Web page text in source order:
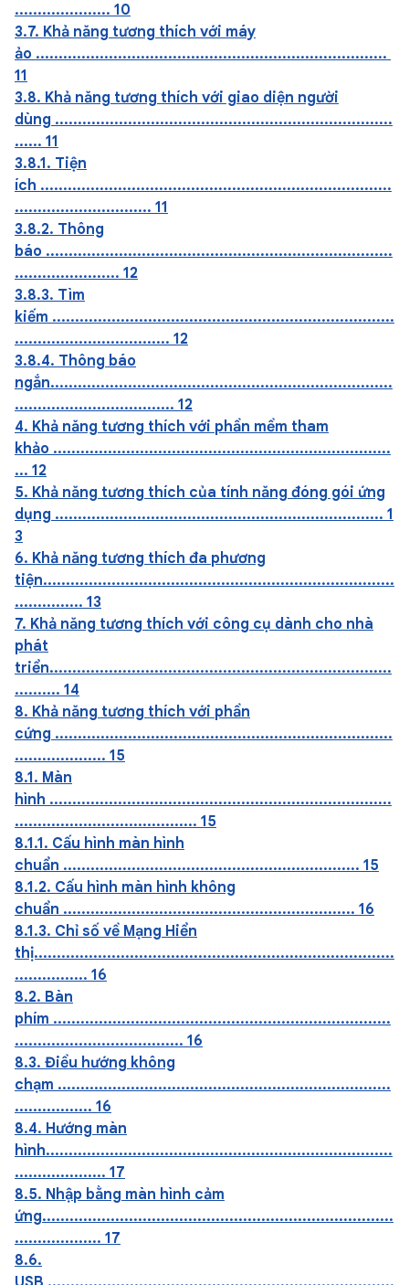
..................... 10
3.7. Khả năng tương thích với máy
ảo .............................................................................
11
3.8. Khả năng tương thích với giao diện người
dùng ..........................................................................
...... 11
3.8.1. Tiện
ích .............................................................................
.............................. 11
3.8.2. Thông
báo ............................................................................
....................... 12
3.8.3. Tìm
kiếm ...........................................................................
.................................. 12
3.8.4. Thông báo
ngắn...........................................................................
................................... 12
4. Khả năng tương thích với phần mềm tham
khảo ..........................................................................
... 12
5. Khả năng tương thích của tính năng đóng gói ứng
dụng ........................................................................ 1
3
6. Khả năng tương thích đa phương
tiện.............................................................................
............... 13
7. Khả năng tương thích với công cụ dành cho nhà
phát
triển...........................................................................
.......... 14
8. Khả năng tương thích với phần
cứng ..........................................................................
.................... 15
8.1. Màn
hình ...........................................................................
........................................ 15
8.1.1. Cấu hình màn hình
chuẩn ................................................................. 15
8.1.2. Cấu hình màn hình không
chuẩn ................................................................ 16
8.1.3. Chỉ số về Mạng Hiển
thị...............................................................................
................ 16
8.2. Bàn
phím ..........................................................................
..................................... 16
8.3. Điều hướng không
chạm .........................................................................
................. 16
8.4. Hướng màn
hình............................................................................
.................... 17
8.5. Nhập bằng màn hình cảm
ứng.............................................................................
................... 17
8.6.